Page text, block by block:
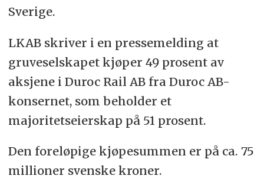
Sverige.
LKAB skriver i en pressemelding at
gruveselskapet kjøper 49 prosent av
aksjene i Duroc Rail AB fra Duroc AB-
konsernet, som beholder et
majoritetseierskap på 51 prosent.
Den foreløpige kjøpesummen er på ca. 75
millioner svenske kroner.